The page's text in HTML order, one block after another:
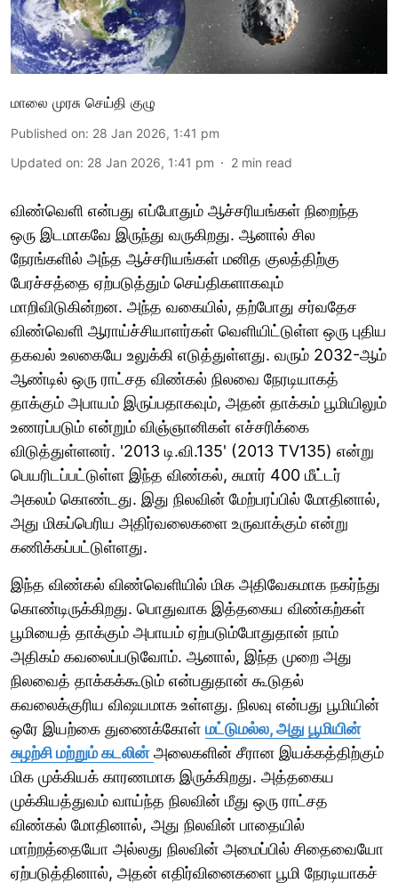
மாலை முரசு செய்தி குழு
Published on: 28 Jan 2026, 1:41 pm
Updated on: 28 Jan 2026, 1:41 pm 2 min read
விண்வெளி என்பது எப்போதும் ஆச்சரியங்கள் நிறைந்த
ஒரு இடமாகவே இருந்து வருகிறது. ஆனால் சில
நேரங்களில் அந்த ஆச்சரியங்கள் மனித குலத்திற்கு
பேரச்சத்தை ஏற்படுத்தும் செய்திகளாகவும்
மாறிவிடுகின்றன. அந்த வகையில், தற்போது சர்வதேச
விண்வெளி ஆராய்ச்சியாளர்கள் வெளியிட்டுள்ள ஒரு புதிய
தகவல் உலகையே உலுக்கி எடுத்துள்ளது. வரும் 2032-ஆம்
ஆண்டில் ஒரு ராட்சத விண்கல் நிலவை நேரடியாகத்
தாக்கும் அபாயம் இருப்பதாகவும், அதன் தாக்கம் பூமியிலும்
உணரப்படும் என்றும் விஞ்ஞானிகள் எச்சரிக்கை
விடுத்துள்ளனர். '2013 டி.வி.135' (2013 TV135) என்று
பெயரிடப்பட்டுள்ள இந்த விண்கல், சுமார் 400 மீட்டர்
அகலம் கொண்டது. இது நிலவின் மேற்பரப்பில் மோதினால்,
அது மிகப்பெரிய அதிர்வலைகளை உருவாக்கும் என்று
கணிக்கப்பட்டுள்ளது.
இந்த விண்கல் விண்வெளியில் மிக அதிவேகமாக நகர்ந்து
கொண்டிருக்கிறது. பொதுவாக இத்தகைய விண்கற்கள்
பூமியைத் தாக்கும் அபாயம் ஏற்படும்போதுதான் நாம்
அதிகம் கவலைப்படுவோம். ஆனால், இந்த முறை அது
நிலவைத் தாக்கக்கூடும் என்பதுதான் கூடுதல்
கவலைக்குரிய விஷயமாக உள்ளது. நிலவு என்பது பூமியின்
ஒரே இயற்கை துணைக்கோள் மட்டுமல்ல, அது பூமியின்
சுழற்சி மற்றும் கடலின் அலைகளின் சீரான இயக்கத்திற்கும்
மிக முக்கியக் காரணமாக இருக்கிறது. அத்தகைய
முக்கியத்துவம் வாய்ந்த நிலவின் மீது ஒரு ராட்சத
விண்கல் மோதினால், அது நிலவின் பாதையில்
மாற்றத்தையோ அல்லது நிலவின் அமைப்பில் சிதைவையோ
ஏற்படுத்தினால், அதன் எதிர்வினைகளை பூமி நேரடியாகச்